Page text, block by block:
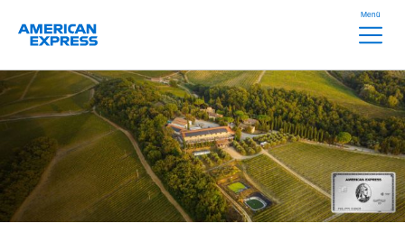
Logo
Meta
Menü